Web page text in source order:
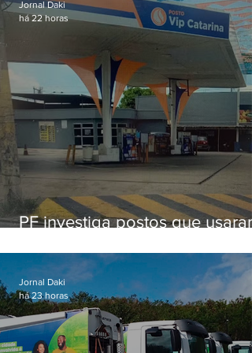
PF investiga postos que usaram
secretário morto em 2020
Jornal Daki
há 22 horas
Jornal Daki
há 23 horas